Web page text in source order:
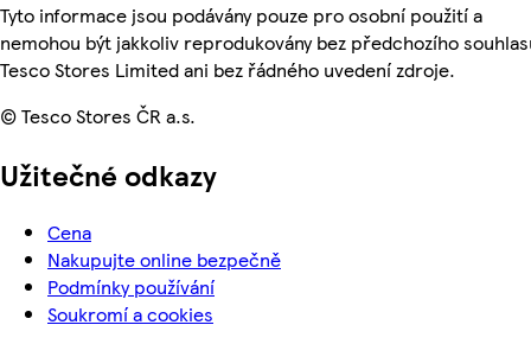
Tyto informace jsou podávány pouze pro osobní použití a
nemohou být jakkoliv reprodukovány bez předchozího
Tesco Stores Limited ani bez řádného uvedení zdroje.
© Tesco Stores ČR a.s.
Užitečné odkazy
Cena
Nakupujte online bezpečně
Podmínky používání
Soukromí a cookies